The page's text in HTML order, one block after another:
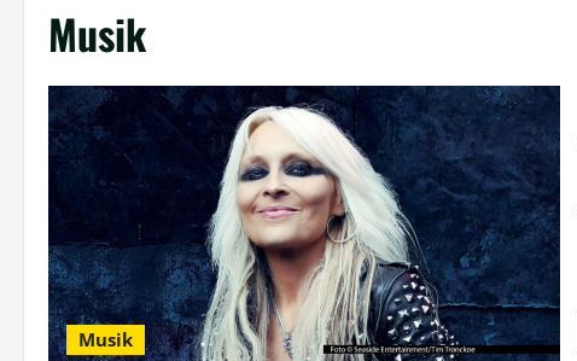
Musik
Musik